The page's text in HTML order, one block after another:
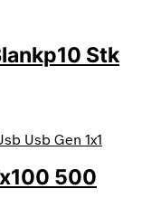
Stk
500